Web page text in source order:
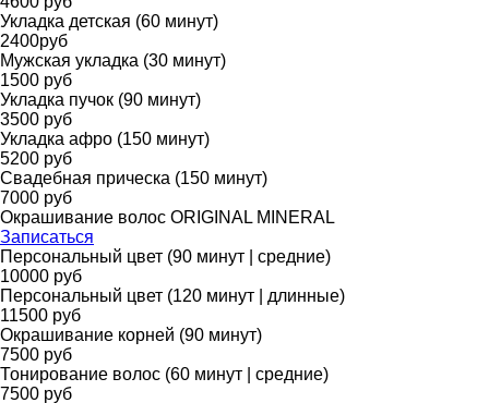
Укладка детская (60 минут)
2400руб
Мужская укладка (30 минут)
1500 руб
Укладка пучок (90 минут)
3500 руб
Укладка афро (150 минут)
5200 руб
Свадебная прическа (150 минут)
7000 руб
Окрашивание волос ORIGINAL MINERAL
Записаться
Персональный цвет (90 минут | средние)
10000 руб
Персональный цвет (120 минут | длинные)
11500 руб
Окрашивание корней (90 минут)
7500 руб
Тонирование волос (60 минут | средние)
7500 руб